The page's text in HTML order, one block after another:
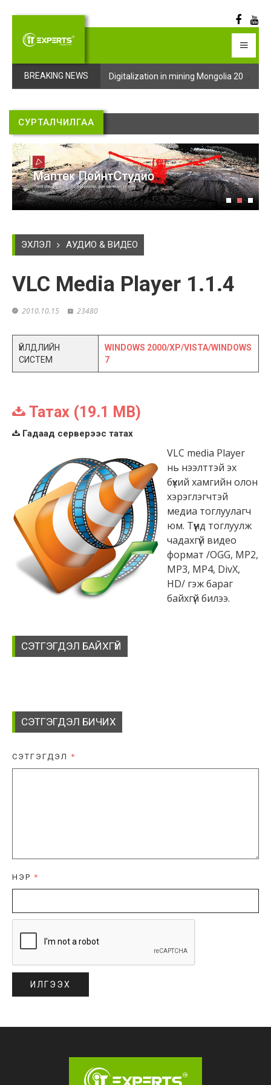
BREAKING NEWS
Digitalization in mining Mongolia 2025 арга хэмжээний бүртгэл эхэллээ Digitalization in mining Mongolia 2025 арга хэмжээний бүртгэл эхэллээ
СУРТАЛЧИЛГАА
ЭХЛЭЛ АУДИО & ВИДЕО
VLC Media Player 1.1.4
2010.10.15 23480
ҮЙЛДЛИЙН
СИСТЕМ
WINDOWS 2000/XP/VISTA/WINDOWS
7
Татах (19.1 MB)
Гадаад серверээс татах
VLC media Player
нь нээлттэй эх
бүхий хамгийн олон
хэрэглэгчтэй
медиа тоглуулагч
юм. Түүнд тоглуулж
чадахгүй видео
формат /OGG, MP2,
MP3, MP4, DivX,
HD/ гэж бараг
байхгүй билээ.
СЭТГЭГДЭЛ БАЙХГҮЙ
СЭТГЭГДЭЛ БИЧИХ
СЭТГЭГДЭЛ *
НЭР *